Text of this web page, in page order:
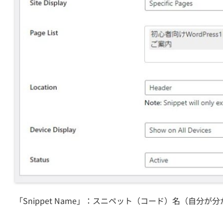
「Snippet Name」：スニペット（コード）名（自分が